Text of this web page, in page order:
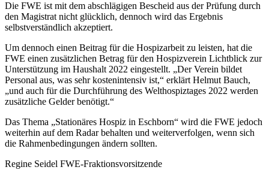
Die FWE ist mit dem abschlägigen Bescheid aus der Prüfung durch
den Magistrat nicht glücklich, dennoch wird das Ergebnis
selbstverständlich akzeptiert.
Um dennoch einen Beitrag für die Hospizarbeit zu leisten, hat die
FWE einen zusätzlichen Betrag für den Hospizverein Lichtblick zur
Unterstützung im Haushalt 2022 eingestellt. „Der Verein bildet
Personal aus, was sehr kostenintensiv ist,“ erklärt Helmut Bauch,
„und auch für die Durchführung des Welthospiztages 2022 werden
zusätzliche Gelder benötigt.“
Das Thema „Stationäres Hospiz in Eschborn“ wird die FWE jedoch
weiterhin auf dem Radar behalten und weiterverfolgen, wenn sich
die Rahmenbedingungen ändern sollten.
Regine Seidel FWE-Fraktionsvorsitzende